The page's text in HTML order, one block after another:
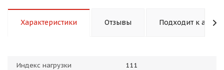
Характеристики Отзывы Подходит к авто
Индекс нагрузки 111